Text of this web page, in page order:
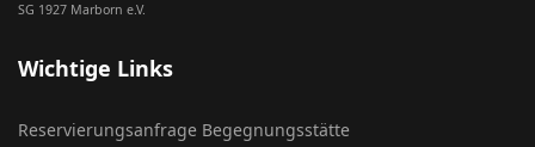
SG 1927 Marborn e.V.
Wichtige Links
Reservierungsanfrage Begegnungsstätte